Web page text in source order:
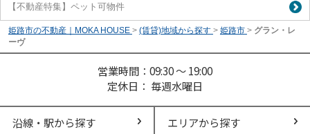
【不動産特集】ペット可物件
姫路市の不動産｜MOKA HOUSE > (賃貸)地域から探す > 姫路市 > グラン・レ
ーヴ
営業時間：09:30 ～ 19:00
定休日： 毎週水曜日
沿線・駅から探す エリアから探す